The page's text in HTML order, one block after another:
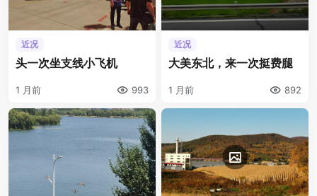
近况
头一次坐支线小飞机
1 月前 993
近况
大美东北，来一次挺费腿
1 月前 892